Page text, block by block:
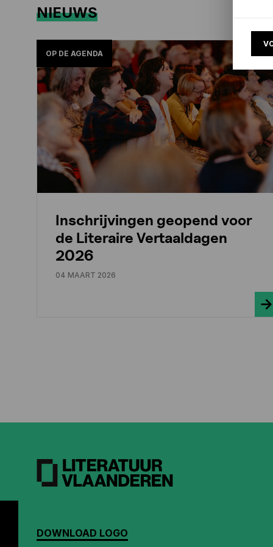
NIEUWS
OP DE AGENDA
Inschrijvingen geopend voor
de Literaire Vertaaldagen
2026
04 MAART 2026
DOWNLOAD LOGO